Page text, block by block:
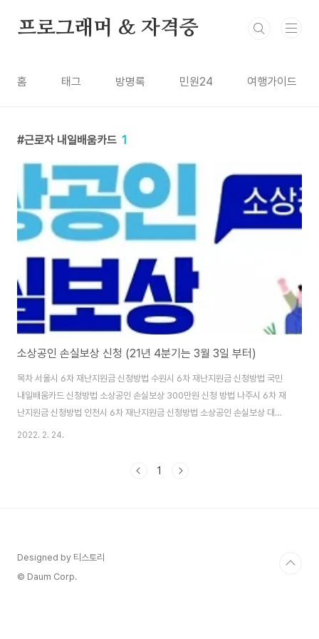
프로그래머 & 자격증
홈 태그 방명록 민원24 여행가이드
근로자 내일배움카드 1
소상공인 손실보상 신청 (21년 4분기는 3월 3일 부터)
목차 서울시 6차 재난지원금 신청방법 수원시 6차 재난지원금 신청방법 국민
내일배움카드 신청방법 소상공인 손실보상 300만원 신청 방법 나주시 6차 재
난지원금 신청방법 인천시 6차 재난지원금 신청방법 소상공인 손실보상 대상
작년 2021년 소상공인 손실보상 신청이 3월 3일부터 시작됩니다. 4분기 손
시설 인원제한 조치를 이행해 경영상 심각한 손실이 발생한 '중소기업기본
2022. 2. 24.
1
Designed by 티스토리
© Daum Corp.